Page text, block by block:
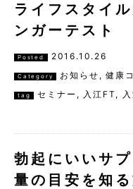
ライフスタイ
ンガーテスト
Posted 2016.10.26
Category お知らせ ,健康
tag セミナー , 入江FT ,
勃起にいいサ
量の目安を知